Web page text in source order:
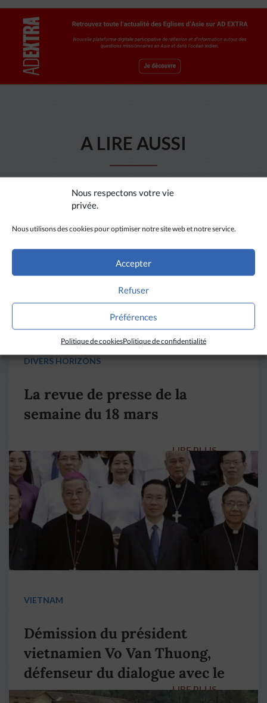
Nous respectons votre vie
privée.
Nous utilisons des cookies pour optimiser notre site web et notre service.
Accepter
Refuser
Préférences
Politique de cookiesPolitique de confidentialité
A LIRE AUSSI
DIVERS HORIZONS
La revue de presse de la
semaine du 18 mars
LIRE PLUS →
VIETNAM
Démission du président
vietnamien Vo Van Thuong,
défenseur du dialogue avec le
pape François
LIRE PLUS →